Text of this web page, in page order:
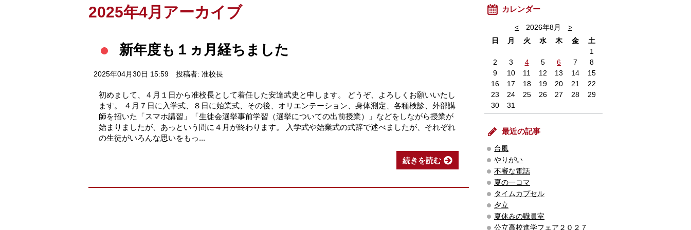
2025年4月アーカイブ
新年度も１ヵ月経ちました
2025年04月30日 15:59 投稿者: 准校長
初めまして、４月１日から准校長として着任した安達武史と申します。 どうぞ、よろしくお願いいたし
ます。 ４月７日に入学式、８日に始業式、その後、オリエンテーション、身体測定、各種検診、外部講
師を招いた「スマホ講習」「生徒会選挙事前学習（選挙についての出前授業）」などをしながら授業が
始まりましたが、あっという間に４月が終わります。 入学式や始業式の式辞で述べましたが、それぞれ
の生徒がいろんな思いをもっ...
続きを読む
カレンダー
< 2026年8月
>
日
月 火 水 木 金
土
1
2
3 4 5 6 7
8
9
10 11 12 13 14
15
16
17 18 19 20 21
22
23
24 25 26 27 28
29
30
31
最近の記事
台風
やりがい
不審な電話
夏の一コマ
タイムカプセル
夕立
夏休みの職員室
公立高校進学フェア２０２７